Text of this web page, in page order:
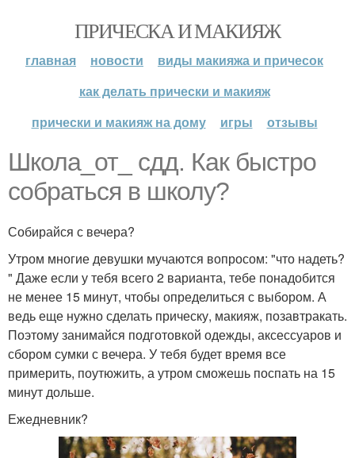
ПРИЧЕСКА И МАКИЯЖ
главная новости
виды макияжа и причесок
как делать прически и макияж
прически и макияж на дому
игры отзывы
Школа_от_ сдд. Как быстро
собраться в школу?
Собирайся с вечера?
Утром многие девушки мучаются вопросом: "что надеть?
" Даже если у тебя всего 2 варианта, тебе понадобится
не менее 15 минут, чтобы определиться с выбором. А
ведь еще нужно сделать прическу, макияж, позавтракать.
Поэтому занимайся подготовкой одежды, аксессуаров и
сбором сумки с вечера. У тебя будет время все
примерить, поутюжить, а утром сможешь поспать на 15
минут дольше.
Ежедневник?